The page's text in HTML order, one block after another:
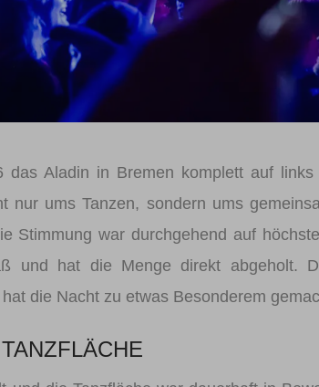
Aladin in Bremen komplett auf
ums Tanzen, sondern ums
Stimmung war durchgehend auf
und hat die Menge direkt abgeholt.
die Nacht zu etwas Besonderem